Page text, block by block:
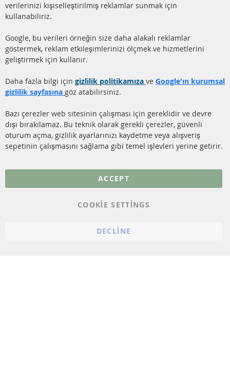
HIZLI LİNKLER
(DPF)
DİZEL PARTİKÜL FİLTRESİ
KATALİZÖR (KAT)
SSS
MÜŞTERİ
Hakkımızda
Gönderim ücreti
Daha fazla link
Veri koruma
Genel Çalışma Koşulları
verilerinizi kişiselleştirilmiş reklamlar sunmak için
kullanabiliriz.
Google, bu verileri örneğin size daha alakalı reklamlar
göstermek, reklam etkileşimlerinizi ölçmek ve hizmetlerini
geliştirmek için kullanır.
Daha fazla bilgi için gizlilik politikamıza ve Google'ın kurumsal
gizlilik sayfasına göz atabilirsiniz.
Bazı çerezler web sitesinin çalışması için gereklidir ve devre
dışı bırakılamaz. Bu teknik olarak gerekli çerezler, güvenli
oturum açma, gizlilik ayarlarınızı kaydetme veya alışveriş
sepetinin çalışmasını sağlama gibi temel işlevleri yerine getirir.
ACCEPT
COOKIE SETTINGS
DECLINE